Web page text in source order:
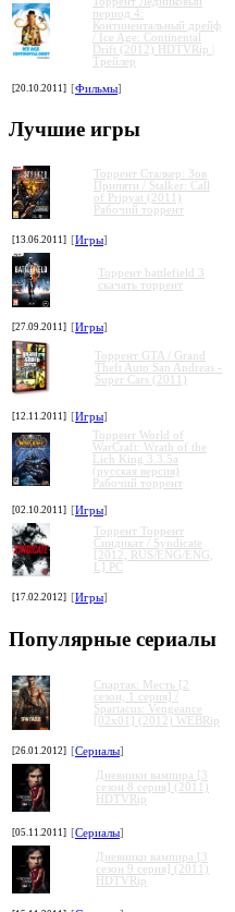
период 4:
Континентальный дрейф
/ Ice Age: Continental
Drift (2012) HDTVRip |
Трейлер
[20.10.2011] [Фильмы]
Лучшие игры
Торрент Сталкер: Зов
Припяти / Stalker: Call
of Pripyat (2011)
Рабочий торрент
[13.06.2011] [Игры]
Торрент battlefield 3
скачать торрент
[27.09.2011] [Игры]
Торрент GTA / Grand
Theft Auto San Andreas -
Super Cars (2011)
[12.11.2011] [Игры]
Торрент World of
WarCraft: Wrath of the
Lich King 3.3.5a
(русская версия)
Рабочий торрент
[02.10.2011] [Игры]
Торрент Торрент
Cиндикат / Syndicate
[2012, RUS/ENG/ENG,
L] PC
[17.02.2012] [Игры]
Популярные сериалы
Спартак: Месть [2
сезон, 1 серия] /
Spartacus: Vengeance
[02x01] (2012) WEBRip
[26.01.2012] [Сериалы]
Дневники вампира [3
сезон 8 серия] (2011)
HDTVRip
[05.11.2011] [Сериалы]
Дневники вампира [3
сезон 9 серия] (2011)
HDTVRip
»